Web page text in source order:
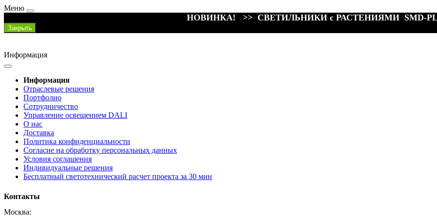
Меню
НОВИНКА! >> СВЕТИЛЬНИКИ с РАСТЕНИЯМИ SMD-
Закрыть
Информация
Информация
Отраслевые решения
Портфолио
Сотрудничество
Управление освещением DALI
О нас
Доставка
Политика конфиденциальности
Согласие на обработку персональных данных
Условия соглашения
Индивидуальные решения
Бесплатный светотехнический расчет проекта за 30 мин
Контакты
Москва: